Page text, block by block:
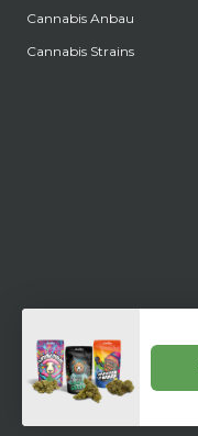
Cannabis Anbau
Cannabis Strains